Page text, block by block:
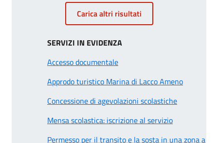
Carica altri risultati
SERVIZI IN EVIDENZA
Accesso documentale
Approdo turistico Marina di Lacco Ameno
Concessione di agevolazioni scolastiche
Mensa scolastica: iscrizione al servizio
Permesso per il transito e la sosta in una zona a